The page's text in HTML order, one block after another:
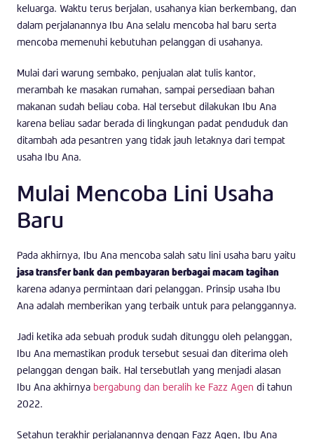
keluarga. Waktu terus berjalan, usahanya kian berkembang, dan
dalam perjalanannya Ibu Ana selalu mencoba hal baru serta
mencoba memenuhi kebutuhan pelanggan di usahanya.
Mulai dari warung sembako, penjualan alat tulis kantor,
merambah ke masakan rumahan, sampai persediaan bahan
makanan sudah beliau coba. Hal tersebut dilakukan Ibu Ana
karena beliau sadar berada di lingkungan padat penduduk dan
ditambah ada pesantren yang tidak jauh letaknya dari tempat
usaha Ibu Ana.
Mulai Mencoba Lini Usaha
Baru
Pada akhirnya, Ibu Ana mencoba salah satu lini usaha baru yaitu
jasa transfer bank dan pembayaran berbagai macam tagihan
karena adanya permintaan dari pelanggan. Prinsip usaha Ibu
Ana adalah memberikan yang terbaik untuk para pelanggannya.
Jadi ketika ada sebuah produk sudah ditunggu oleh pelanggan,
Ibu Ana memastikan produk tersebut sesuai dan diterima oleh
pelanggan dengan baik. Hal tersebutlah yang menjadi alasan
Ibu Ana akhirnya bergabung dan beralih ke Fazz Agen di tahun
2022.
Setahun terakhir perjalanannya dengan Fazz Agen, Ibu Ana